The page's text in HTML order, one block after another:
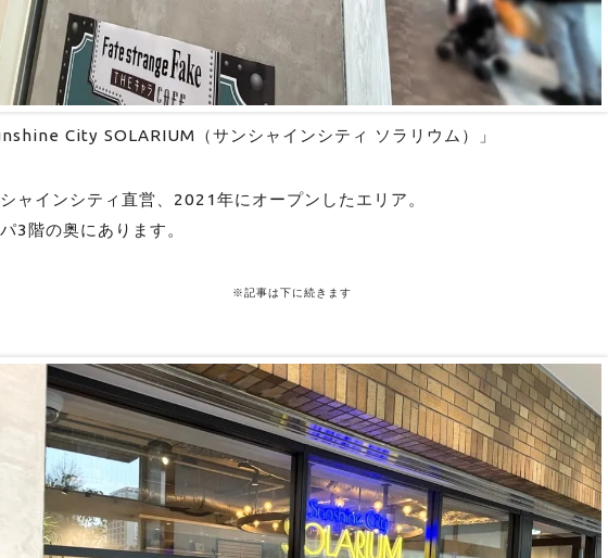
City SOLARIUM（サンシャインシティ ソラリウム）」
ャインシティ直営、2021年にオープンしたエリア。
3階の奥にあります。
※記事は下に続きます